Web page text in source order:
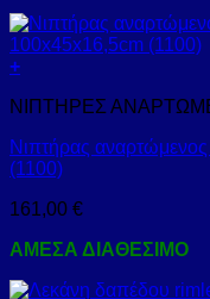
+
ΝΙΠΤΗΡΕΣ
Νιπτήρας
(1100)
161,00 €
ΑΜΕΣΑ ΔΙΑΘΕΣΙΜΟ